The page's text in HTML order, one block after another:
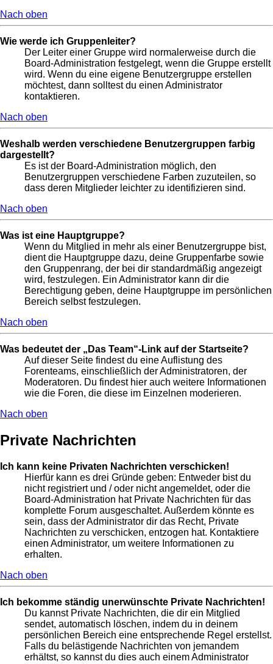
Nach oben
Wie werde ich Gruppenleiter?
Der Leiter einer Gruppe wird normalerweise durch die
Board-Administration festgelegt, wenn die Gruppe erstellt
wird. Wenn du eine eigene Benutzergruppe erstellen
möchtest, dann solltest du einen Administrator
kontaktieren.
Nach oben
Weshalb werden verschiedene Benutzergruppen farbig
dargestellt?
Es ist der Board-Administration möglich, den
Benutzergruppen verschiedene Farben zuzuteilen, so
dass deren Mitglieder leichter zu identifizieren sind.
Nach oben
Was ist eine Hauptgruppe?
Wenn du Mitglied in mehr als einer Benutzergruppe bist,
dient die Hauptgruppe dazu, deine Gruppenfarbe sowie
den Gruppenrang, der bei dir standardmäßig angezeigt
wird, festzulegen. Ein Administrator kann dir die
Berechtigung geben, deine Hauptgruppe im persönlichen
Bereich selbst festzulegen.
Nach oben
Was bedeutet der „Das Team“-Link auf der Startseite?
Auf dieser Seite findest du eine Auflistung des
Forenteams, einschließlich der Administratoren, der
Moderatoren. Du findest hier auch weitere Informationen
wie die Foren, die diese im Einzelnen moderieren.
Nach oben
Private Nachrichten
Ich kann keine Privaten Nachrichten verschicken!
Hierfür kann es drei Gründe geben: Entweder bist du
nicht registriert und / oder nicht angemeldet, oder die
Board-Administration hat Private Nachrichten für das
komplette Forum ausgeschaltet. Außerdem könnte es
sein, dass der Administrator dir das Recht, Private
Nachrichten zu verschicken, entzogen hat. Kontaktiere
einen Administrator, um weitere Informationen zu
erhalten.
Nach oben
Ich bekomme ständig unerwünschte Private Nachrichten!
Du kannst Private Nachrichten, die dir ein Mitglied
sendet, automatisch löschen, indem du in deinem
persönlichen Bereich eine entsprechende Regel erstellst.
Falls du belästigende Nachrichten von jemandem
erhältst, so kannst du dies auch einem Administrator